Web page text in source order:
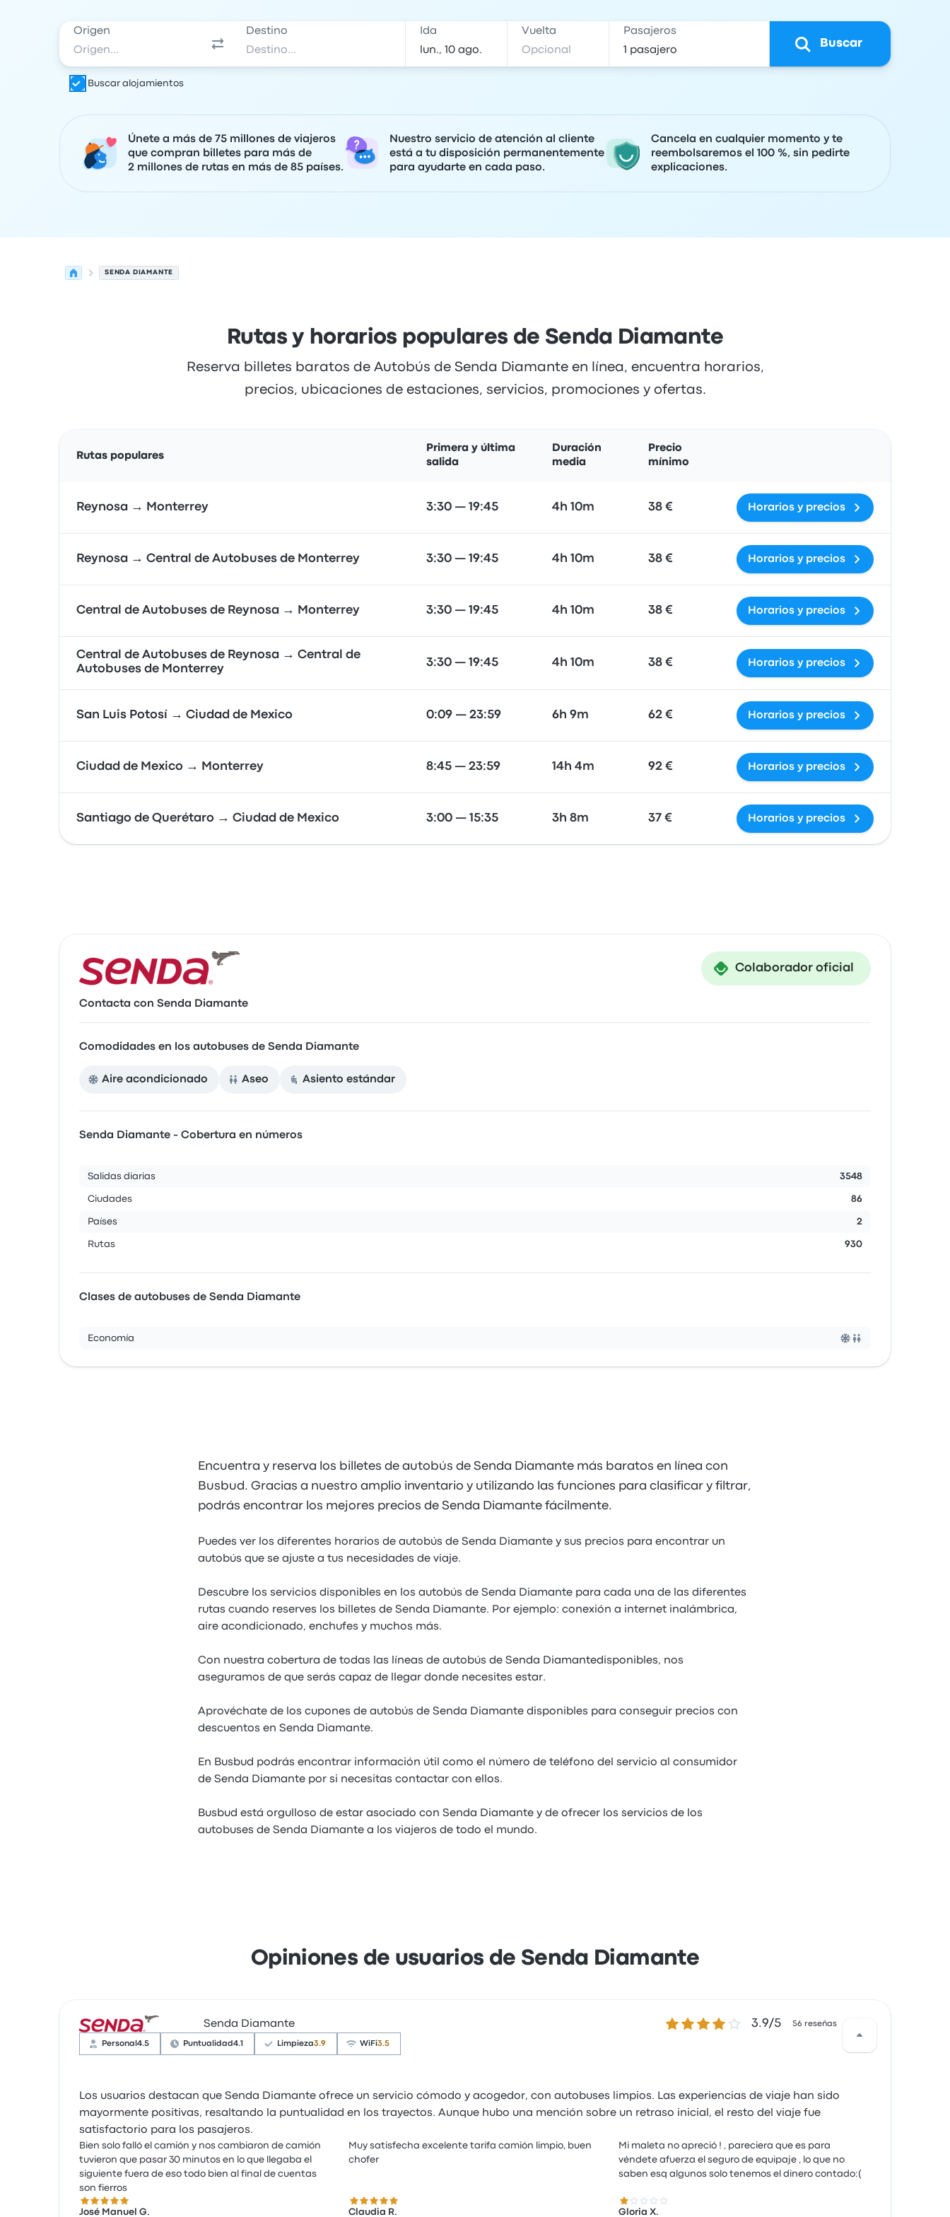
Origen Destino Ida Vuelta Pasajeros
Buscar
Buscar alojamientos
Únete a más de 75 millones de viajeros
que compran billetes para más de
2 millones de rutas en más de 85 países.
Nuestro servicio de atención al cliente
está a tu disposición permanentemente
para ayudarte en cada paso.
Cancela en cualquier momento y te
reembolsaremos el 100 %, sin pedirte
explicaciones.
SENDA DIAMANTE
Rutas y horarios populares de Senda Diamante
Reserva billetes baratos de Autobús de Senda Diamante en línea, encuentra horarios,
precios, ubicaciones de estaciones, servicios, promociones y ofertas.
Rutas populares
Primera y última
salida
Duración
media
Precio
mínimo
Reynosa → Monterrey 3:30 — 19:45 4h 10m 38 € Horarios y precios
Reynosa → Central de Autobuses de Monterrey 3:30 — 19:45 4h 10m 38 € Horarios y precios
Central de Autobuses de Reynosa → Monterrey 3:30 — 19:45 4h 10m 38 € Horarios y precios
Central de Autobuses de Reynosa → Central de
Autobuses de Monterrey
3:30 — 19:45 4h 10m 38 € Horarios y precios
San Luis Potosí → Ciudad de Mexico 0:09 — 23:59 6h 9m 62 € Horarios y precios
Ciudad de Mexico → Monterrey 8:45 — 23:59 14h 4m 92 € Horarios y precios
Santiago de Querétaro → Ciudad de Mexico 3:00 — 15:35 3h 8m 37 € Horarios y precios
Colaborador oficial
Contacta con Senda Diamante
Comodidades en los autobuses de Senda Diamante
Aire acondicionado Aseo Asiento estándar
Senda Diamante - Cobertura en números
Salidas diarias 3548
Ciudades 86
Países 2
Rutas 930
Clases de autobuses de Senda Diamante
Economía
Encuentra y reserva los billetes de autobús de Senda Diamante más baratos en línea con
Busbud. Gracias a nuestro amplio inventario y utilizando las funciones para clasificar y filtrar,
podrás encontrar los mejores precios de Senda Diamante fácilmente.
Puedes ver los diferentes horarios de autobús de Senda Diamante y sus precios para encontrar un
autobús que se ajuste a tus necesidades de viaje.
Descubre los servicios disponibles en los autobús de Senda Diamante para cada una de las diferentes
rutas cuando reserves los billetes de Senda Diamante. Por ejemplo: conexión a internet inalámbrica,
aire acondicionado, enchufes y muchos más.
Con nuestra cobertura de todas las líneas de autobús de Senda Diamantedisponibles, nos
aseguramos de que serás capaz de llegar donde necesites estar.
Aprovéchate de los cupones de autobús de Senda Diamante disponibles para conseguir precios con
descuentos en Senda Diamante.
En Busbud podrás encontrar información útil como el número de teléfono del servicio al consumidor
de Senda Diamante por si necesitas contactar con ellos.
Busbud está orgulloso de estar asociado con Senda Diamante y de ofrecer los servicios de los
autobuses de Senda Diamante a los viajeros de todo el mundo.
Opiniones de usuarios de Senda Diamante
Senda Diamante 3.9 sobre 5 estrellas
3.9/5 56 reseñas
Personal 4.5 Puntualidad 4.1 Limpieza3.9 WiFi3.5
Los usuarios destacan que Senda Diamante ofrece un servicio cómodo y acogedor, con autobuses limpios. Las experiencias de viaje han sido
mayormente positivas, resaltando la puntualidad en los trayectos. Aunque hubo una mención sobre un retraso inicial, el resto del viaje fue
satisfactorio para los pasajeros.
Bien solo falló el camión y nos cambiaron de camión
tuvieron que pasar 30 minutos en lo que llegaba el
siguiente fuera de eso todo bien al final de cuentas
son fierros
5.0 sobre 5 estrellas
José Manuel G.
Muy satisfecha excelente tarifa camión limpio, buen
chofer
5.0 sobre 5 estrellas
Claudia R.
Mi maleta no apreció ! , pareciera que es para
véndete afuerza el seguro de equipaje , lo que no
saben esq algunos solo tenemos el dinero contado:(
1.0 sobre 5 estrellas
Gloria X.